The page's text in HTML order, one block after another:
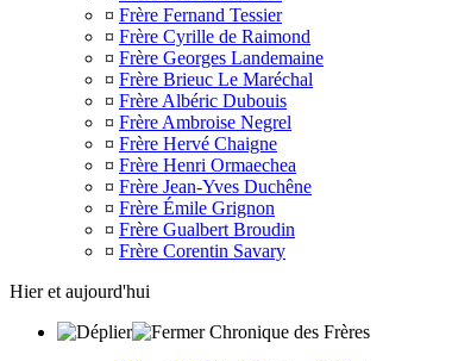
¤ Frère Fernand Tessier
¤ Frère Cyrille de Raimond
¤ Frère Georges Landemaine
¤ Frère Brieuc Le Maréchal
¤ Frère Albéric Dubouis
¤ Frère Ambroise Negrel
¤ Frère Hervé Chaigne
¤ Frère Henri Ormaechea
¤ Frère Jean-Yves Duchêne
¤ Frère Émile Grignon
¤ Frère Gualbert Broudin
¤ Frère Corentin Savary
Hier et aujourd'hui
Chronique des Frères